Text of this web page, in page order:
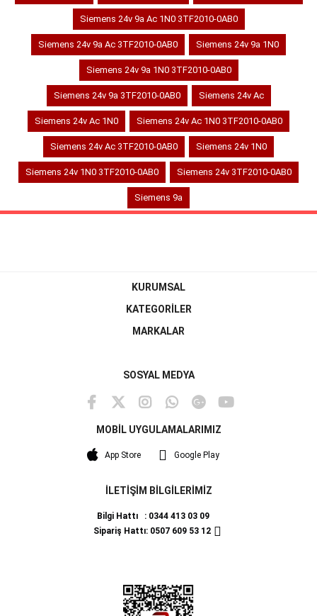
Siemens 24v 9a Ac 1N0 3TF2010-0AB0
Siemens 24v 9a Ac 3TF2010-0AB0 Siemens 24v 9a 1N0
Siemens 24v 9a 1N0 3TF2010-0AB0
Siemens 24v 9a 3TF2010-0AB0 Siemens 24v Ac
Siemens 24v Ac 1N0 Siemens 24v Ac 1N0 3TF2010-0AB0
Siemens 24v Ac 3TF2010-0AB0 Siemens 24v 1N0
Siemens 24v 1N0 3TF2010-0AB0 Siemens 24v 3TF2010-0AB0
Siemens 9a
KURUMSAL
KATEGORİLER
MARKALAR
SOSYAL MEDYA
MOBİL UYGULAMALARIMIZ
App Store Google Play
İLETİŞİM BİLGİLERİMİZ
Bilgi Hattı : 0344 413 03 09
Sipariş Hattı: 0507 609 53 12